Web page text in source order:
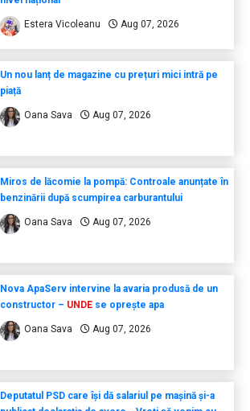
Estera Vicoleanu Aug 07, 2026
Un nou lanț de magazine cu prețuri mici intră pe
piață
Oana Sava Aug 07, 2026
Miros de lăcomie la pompă: Controale anunțate în
benzinării după scumpirea carburantului
Oana Sava Aug 07, 2026
Nova ApaServ intervine la avaria produsă de un
constructor – UNDEse oprește apa
Oana Sava Aug 07, 2026
Deputatul PSD care își dă salariul pe mașină și-a